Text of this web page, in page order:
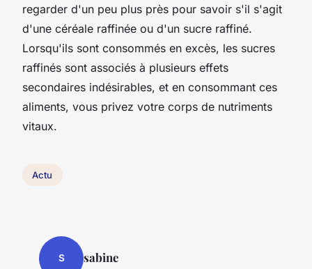
regarder d'un peu plus près pour savoir s'il s'agit
d'une céréale raffinée ou d'un sucre raffiné.
Lorsqu'ils sont consommés en excès, les sucres
raffinés sont associés à plusieurs effets
secondaires indésirables, et en consommant ces
aliments, vous privez votre corps de nutriments
vitaux.
Actu
S sabine